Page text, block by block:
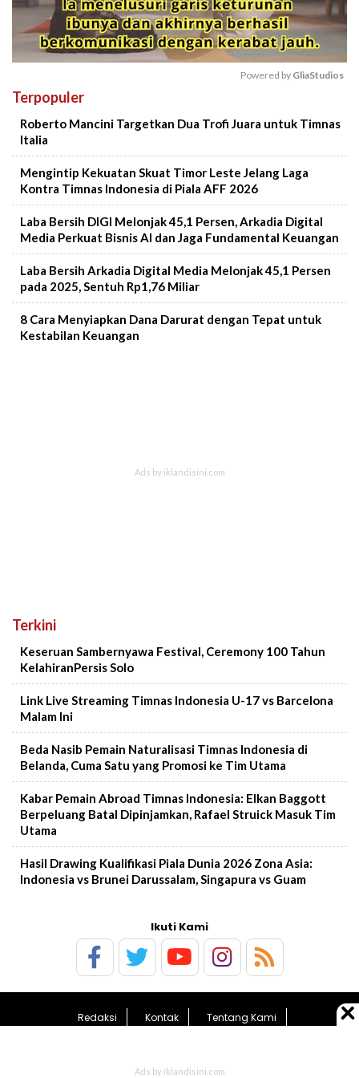
Powered by GliaStudios
Terpopuler
Roberto Mancini Targetkan Dua Trofi Juara untuk Timnas
Italia
Mengintip Kekuatan Skuat Timor Leste Jelang Laga
Kontra Timnas Indonesia di Piala AFF 2026
Laba Bersih DIGI Melonjak 45,1 Persen, Arkadia Digital
Media Perkuat Bisnis AI dan Jaga Fundamental Keuangan
Laba Bersih Arkadia Digital Media Melonjak 45,1 Persen
pada 2025, Sentuh Rp1,76 Miliar
8 Cara Menyiapkan Dana Darurat dengan Tepat untuk
Kestabilan Keuangan
Terkini
Keseruan Sambernyawa Festival, Ceremony 100 Tahun
KelahiranPersis Solo
Link Live Streaming Timnas Indonesia U-17 vs Barcelona
Malam Ini
Beda Nasib Pemain Naturalisasi Timnas Indonesia di
Belanda, Cuma Satu yang Promosi ke Tim Utama
Kabar Pemain Abroad Timnas Indonesia: Elkan Baggott
Berpeluang Batal Dipinjamkan, Rafael Struick Masuk Tim
Utama
Hasil Drawing Kualifikasi Piala Dunia 2026 Zona Asia:
Indonesia vs Brunei Darussalam, Singapura vs Guam
Ikuti Kami
Redaksi Kontak
Tentang Kami